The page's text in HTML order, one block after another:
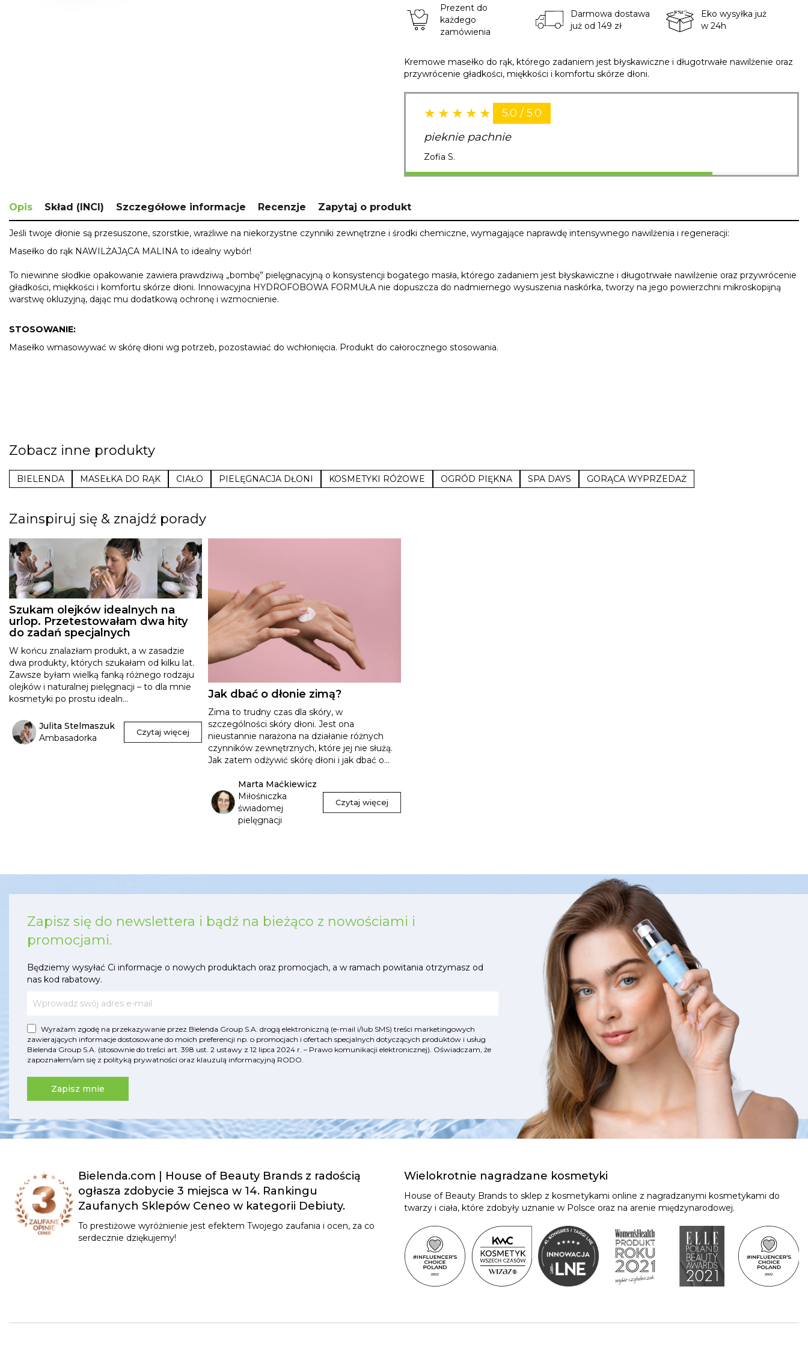
Prezent do
każdego
zamówienia
Darmowa dostawa
już od 149 zł
Eko wysyłka już
w 24h
Kremowe masełko do rąk, którego zadaniem jest błyskawiczne i długotrwałe nawilżenie oraz
przywrócenie gładkości, miękkości i komfortu skórze dłoni.
5.0 / 5.0
pieknie pachnie
Zofia S.
Opis Skład (INCI) Szczegółowe informacje Recenzje Zapytaj o produkt
Jeśli twoje dłonie są przesuszone, szorstkie, wrażliwe na niekorzystne czynniki zewnętrzne i środki chemiczne, wymagające naprawdę intensywnego nawilżenia i regeneracji:
Masełko do rąk NAWILŻAJĄCA MALINA to idealny wybór!
To niewinne słodkie opakowanie zawiera prawdziwą „bombę” pielęgnacyjną o konsystencji bogatego masła, którego zadaniem jest błyskawiczne i długotrwałe nawilżenie oraz przywrócenie
gładkości, miękkości i komfortu skórze dłoni. Innowacyjna HYDROFOBOWA FORMUŁA nie dopuszcza do nadmiernego wysuszenia naskórka, tworzy na jego powierzchni mikroskopijną
warstwę okluzyjną, dając mu dodatkową ochronę i wzmocnienie.
STOSOWANIE:
Masełko wmasowywać w skórę dłoni wg potrzeb, pozostawiać do wchłonięcia. Produkt do całorocznego stosowania.
Zobacz inne produkty
BIELENDA MASEŁKA DO RĄK CIAŁO PIELĘGNACJA DŁONI KOSMETYKI RÓŻOWE OGRÓD PIĘKNA SPA DAYS GORĄCA WYPRZEDAŻ
Zainspiruj się & znajdź porady
Szukam olejków idealnych na
urlop. Przetestowałam dwa hity
do zadań specjalnych
W końcu znalazłam produkt, a w zasadzie
dwa produkty, których szukałam od kilku lat.
Zawsze byłam wielką fanką różnego rodzaju
olejków i naturalnej pielęgnacji – to dla mnie
kosmetyki po prostu idealn...
Julita Stelmaszuk
Ambasadorka
Czytaj więcej
Jak dbać o dłonie zimą?
Zima to trudny czas dla skóry, w
szczególności skóry dłoni. Jest ona
nieustannie narażona na działanie różnych
czynników zewnętrznych, które jej nie służą.
Jak zatem odżywić skórę dłoni i jak dbać o...
Marta Maćkiewicz
Miłośniczka
świadomej
pielęgnacji
Czytaj więcej
Zapisz się do newslettera i bądź na bieżąco z nowościami i
promocjami.
Będziemy wysyłać Ci informacje o nowych produktach oraz promocjach, a w ramach powitania otrzymasz od
nas kod rabatowy.
Wyrażam zgodę na przekazywanie przez Bielenda Group S.A. drogą elektroniczną (e-mail i/lub SMS) treści marketingowych
zawierających informacje dostosowane do moich preferencji np. o promocjach i ofertach specjalnych dotyczących produktów i usług
Bielenda Group S.A. (stosownie do treści art. 398 ust. 2 ustawy z 12 lipca 2024 r. – Prawo komunikacji elektronicznej). Oświadczam, że
zapoznałem/am się z polityką prywatności oraz klauzulą informacyjną RODO.
Zapisz mnie
Bielenda.com | House of Beauty Brands z radością
ogłasza zdobycie 3 miejsca w 14. Rankingu
Zaufanych Sklepów Ceneo w kategorii Debiuty.
To prestiżowe wyróżnienie jest efektem Twojego zaufania i ocen, za co
serdecznie dziękujemy!
Wielokrotnie nagradzane kosmetyki
House of Beauty Brands to sklep z kosmetykami online z nagradzanymi kosmetykami do
twarzy i ciała, które zdobyły uznanie w Polsce oraz na arenie międzynarodowej.